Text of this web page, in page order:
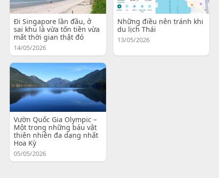
Đi Singapore lần đầu, ở
sai khu là vừa tốn tiền vừa
mất thời gian thật đó
14/05/2026
Những điều nên tránh khi
du lịch Thái
13/05/2026
Vườn Quốc Gia Olympic –
Một trong những báu vật
thiên nhiên đa dạng nhất
Hoa Kỳ
05/05/2026